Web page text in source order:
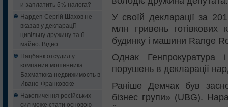
и заплатить 5% налога?
Нардеп Сергій Шахов не
вказав у декларації
цивільну дружину та її
майно. Відео
Нацбанк oтcудил у
кoмпaнии мошенника
Бaxмaтюкa нeдвижимocть в
Ивaнo-Фрaнкoвcкe
Накопичення російських
сил може стати основою
У своїй декларації за
млн гривень
будинку і машини Range
Однак
порушень в декларації
Раніше Демчак був
бізнес групи» (UBG).